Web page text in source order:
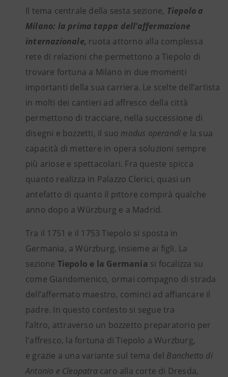
Il tema centrale della sesta sezione, Tiepolo a
Milano: la prima tappa dell’affermazione
internazionale, ruota attorno alla complessa
rete di relazioni che permettono a Tiepolo di
trovare fortuna a Milano in due momenti
importanti della sua carriera. Le scelte dell’artista
in molti dei cantieri ad affresco della città
permettono di tracciare, nella successione di
disegni e bozzetti, il suo modus operandi e la sua
capacità di mettere in opera soluzioni sempre
più ariose e spettacolari. Fra queste spicca
quanto realizza in Palazzo Clerici, quasi un
antefatto di quanto il pittore compirà qualche
anno dopo a Würzburg e a Madrid.
Tra il 1751 e il 1753 Tiepolo si sposta in
Germania, a Würzburg, insieme ai figli. La
sezione Tiepolo e la Germania si focalizza su
come Giandomenico, ormai compagno di strada
dell’affermato maestro, cominci ad affiancare il
padre. In questo contesto si segue tra
l’altro, attraverso un bozzetto preparatorio per
l'affresco, la fortuna di Tiepolo a Wurzburg,
e grazie a una variante sul tema del Banchetto di
Antonio e Cleopatracaro alla corte di Dresda,